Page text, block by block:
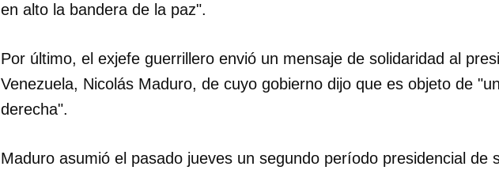
en alto la bandera de la paz".
Por último, el exjefe guerrillero envió un mensaje de solidaridad al
Venezuela, Nicolás Maduro, de cuyo gobierno dijo que es objeto de
derecha".
Maduro asumió el pasado jueves un segundo período presidencial de